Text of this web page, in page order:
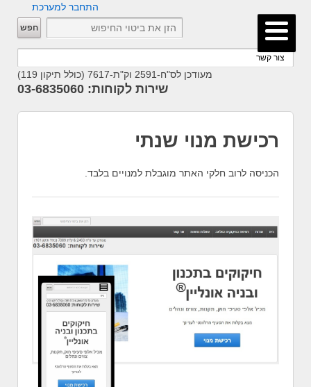
התחבר למערכת
מעודכן לס"ח-2591 וק"ת-7617 (כולל תיקון 119)
שירות לקוחות: 03-6835060
רכישת מנוי שנתי
הכניסה לרוב חלקי האתר מוגבלת למנויים בלבד.